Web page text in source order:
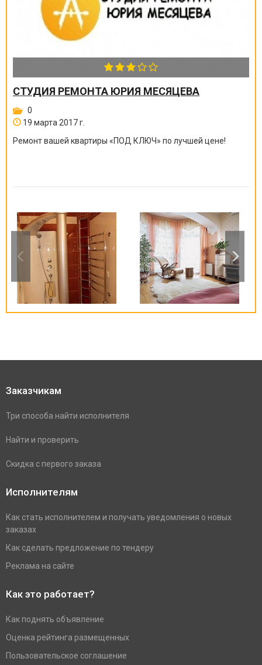
СТУДИЯ РЕМОНТА ЮРИЯ МЕСЯЦЕВА
0
19 марта 2017 г.
Ремонт вашей квартиры «ПОД КЛЮЧ» по лучшей цене!
Заказчикам
Три способа найти исполнителя
Найти и проверить
Скидка с первого заказа
Исполнителям
Как стать исполнителем и получать уведомления о новых
заказах
Как сделать предложение по тендеру
Реклама на сайте
Как это работает?
Как поднять объявление
Оценка рейтинга размещенных
Пользовательское соглашение